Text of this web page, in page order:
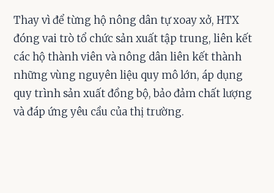
Thay vì để từng hộ nông dân tự xoay xở, HTX
đóng vai trò tổ chức sản xuất tập trung, liên kết
các hộ thành viên và nông dân liên kết thành
những vùng nguyên liệu quy mô lớn, áp dụng
quy trình sản xuất đồng bộ, bảo đảm chất lượng
và đáp ứng yêu cầu của thị trường.